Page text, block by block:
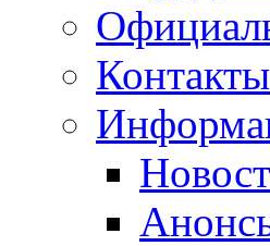
Контакты